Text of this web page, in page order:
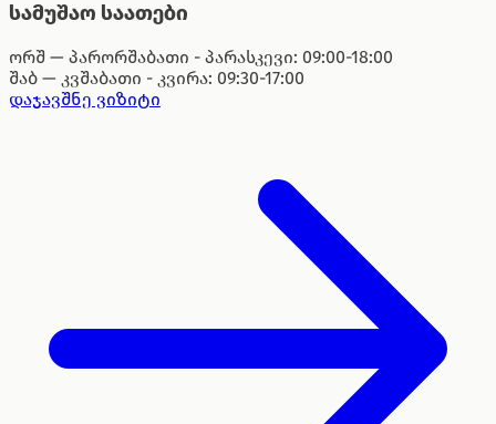
სამუშაო საათები
ორშ — პარორშაბათი - პარასკევი: 09:00-18:00
შაბ — კვშაბათი - კვირა: 09:30-17:00
დაჯავშნე ვიზიტი